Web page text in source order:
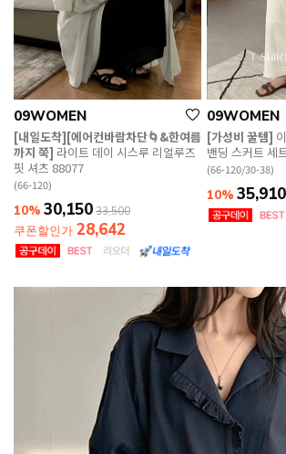
09WOMEN
[내일도착][에어컨바람차단🌀&한여름
까지 쭉] 라이트 데이 시스루 리얼루즈
핏 셔츠 88077
(66-120)
10% 30,150 33,500
쿠폰할인가 28,642
09WOMEN
[가성비 꿀템]
밴딩 스커트 세
(66-120/30-38)
10% 35,910